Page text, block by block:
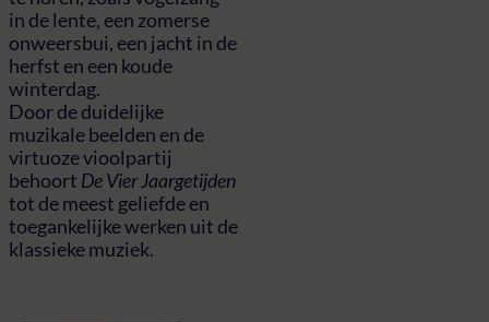
in de lente, een zomerse
onweersbui, een jacht in de
herfst en een koude
winterdag.
Door de duidelijke
muzikale beelden en de
virtuoze vioolpartij
behoort De Vier Jaargetijden
tot de meest geliefde en
toegankelijke werken uit de
klassieke muziek.